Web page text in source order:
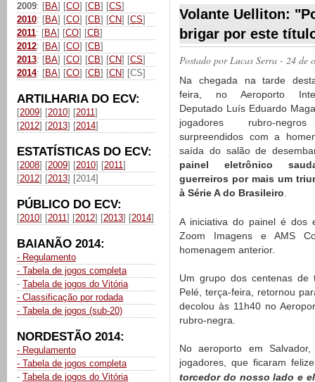
2009: [BA] [CO] [CB] [CS]
2010: [BA] [CO] [CB] [CN] [CS]
2011: [BA] [CO] [CB]
2012: [BA] [CO] [CB]
2013: [BA] [CO] [CB] [CN] [CS]
2014: [BA] [CO] [CB] [CN] [CS]
ARTILHARIA DO ECV:
[2009] [2010] [2011]
[2012] [2013] [2014]
ESTATÍSTICAS DO ECV:
[2008] [2009] [2010] [2011]
[2012] [2013] [2014]
PÚBLICO DO ECV:
[2010] [2011] [2012] [2013] [2014]
BAIANÃO 2014:
- Regulamento
- Tabela de jogos completa
- Tabela de jogos do Vitória
- Classificação por rodada
- Tabela de jogos (sub-20)
NORDESTÃO 2014:
- Regulamento
- Tabela de jogos completa
- Tabela de jogos do Vitória
Volante Uelliton:
brigar por este
Postado porLucas Serra - 24 de
Na chegada na tarde
feira, no Aeroporto
Deputado Luís Eduardo
jogadores rubro-
surpreendidos com a
saída do salão de
painel eletrônico
guerreiros por mais um
à Série A do Brasileiro.
A iniciativa do painel é dos
Zoom Imagens e AMS
homenagem anterior.
Um grupo dos centenas de
Pelé, terça-feira, retornou
decolou às 11h40 no
rubro-negra.
No aeroporto em
jogadores, que ficaram
torcedor do nosso lado e